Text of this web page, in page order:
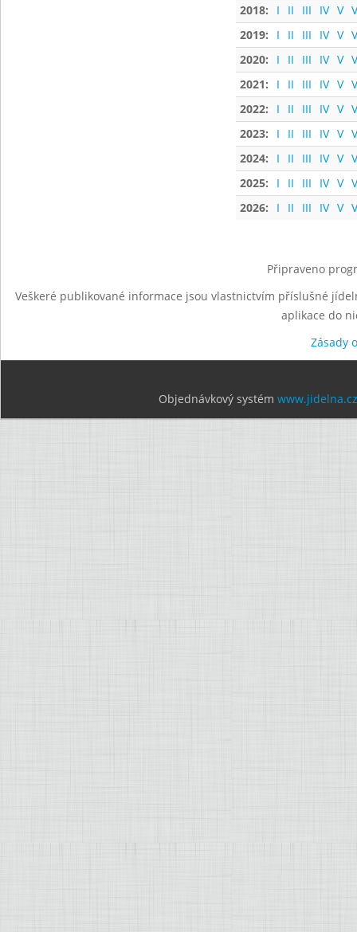
2018:
I II III IV V
2019:
I II III IV V
2020:
I II III IV V
2021:
I II III IV V
2022:
I II III IV V
2023:
I II III IV V
2024:
I II III IV V
2025:
I II III IV V
2026:
I II III IV V
Připraveno
Veškeré publikované informace jsou vlastnictvím příslušné
aplikace do
Zásady
Objednávkový systém www.jidelna.cz